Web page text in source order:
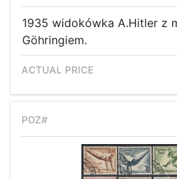
1935 widokówka A.Hitler z
Göhringiem.